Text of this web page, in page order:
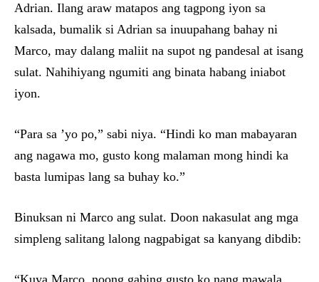
Adrian. Ilang araw matapos ang tagpong iyon sa
kalsada, bumalik si Adrian sa inuupahang bahay ni
Marco, may dalang maliit na supot ng pandesal at isang
sulat. Nahihiyang ngumiti ang binata habang iniabot
iyon.
“Para sa ’yo po,” sabi niya. “Hindi ko man mabayaran
ang nagawa mo, gusto kong malaman mong hindi ka
basta lumipas lang sa buhay ko.”
Binuksan ni Marco ang sulat. Doon nakasulat ang mga
simpleng salitang lalong nagpabigat sa kanyang dibdib: